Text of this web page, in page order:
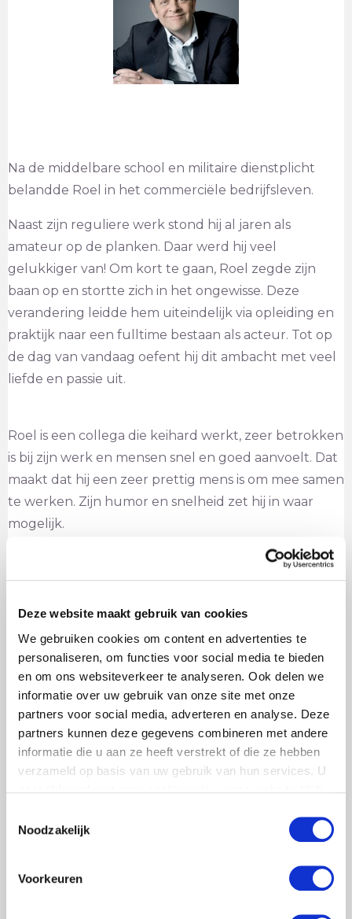
Deze website maakt gebruik van cookies
We gebruiken cookies om content en advertenties te
personaliseren, om functies voor social media te bieden
en om ons websiteverkeer te analyseren. Ook delen we
informatie over uw gebruik van onze site met onze
partners voor social media, adverteren en analyse. Deze
partners kunnen deze gegevens combineren met andere
informatie die u aan ze heeft verstrekt of die ze hebben
verzameld op basis van uw gebruik van hun services. U
Noodzakelijk
Voorkeuren
Na de middelbare school en militaire dienstplicht
belandde Roel in het commerciële bedrijfsleven.
Naast zijn reguliere werk stond hij al jaren als
amateur op de planken. Daar werd hij veel
gelukkiger van! Om kort te gaan, Roel zegde zijn
baan op en stortte zich in het ongewisse. Deze
verandering leidde hem uiteindelijk via opleiding en
praktijk naar een fulltime bestaan als acteur. Tot op
de dag van vandaag oefent hij dit ambacht met veel
liefde en passie uit.
Roel is een collega die keihard werkt, zeer betrokken
is bij zijn werk en mensen snel en goed aanvoelt. Dat
maakt dat hij een zeer prettig mens is om mee samen
te werken. Zijn humor en snelheid zet hij in waar
mogelijk.
Voor Roel is niets te gek, commercial, theater,
met de prachtigste creaties aan die ontworpen en
gemaakt zijn door zijn echtgenoot,
kostuumontwerpster Jookje Goudsmit-Zweedijk.
Zijn scherpe pen zet hij in om voor Salsaparilla de
facebook pagina te vullen. Zijn berichten laten vaak
een glimlach op de lippen van de lezers achter.